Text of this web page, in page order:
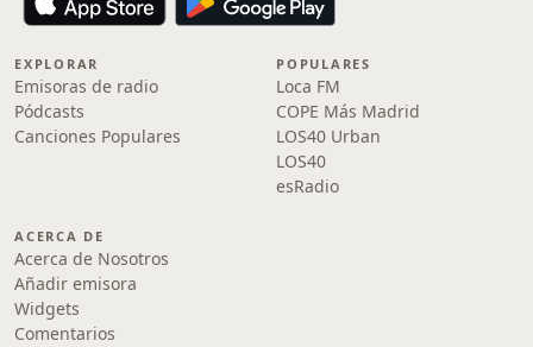
EXPLORAR
Emisoras de radio
Pódcasts
Canciones Populares
POPULARES
Loca FM
COPE Más Madrid
LOS40 Urban
LOS40
esRadio
ACERCA DE
Acerca de Nosotros
Añadir emisora
Widgets
Comentarios